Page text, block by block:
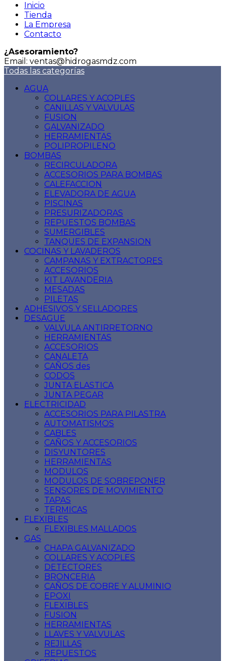
Inicio
Tienda
La Empresa
Contacto
¿Asesoramiento?
Email: ventas@hidrogasmdz.com
Todas las categorías
AGUA
COLLARES Y ACOPLES
CANILLAS Y VALVULAS
FUSION
GALVANIZADO
HERRAMIENTAS
POLIPROPILENO
BOMBAS
RECIRCULADORA
ACCESORIOS PARA BOMBAS
CALEFACCION
ELEVADORA DE AGUA
PISCINAS
PRESURIZADORAS
REPUESTOS BOMBAS
SUMERGIBLES
TANQUES DE EXPANSION
COCINAS Y LAVADEROS
CAMPANAS Y EXTRACTORES
ACCESORIOS
KIT LAVANDERIA
MESADAS
PILETAS
ADHESIVOS Y SELLADORES
DESAGUE
VALVULA ANTIRRETORNO
HERRAMIENTAS
ACCESORIOS
CANALETA
CAÑOS des
CODOS
JUNTA ELASTICA
JUNTA PEGAR
ELECTRICIDAD
ACCESORIOS PARA PILASTRA
AUTOMATISMOS
CABLES
CAÑOS Y ACCESORIOS
DISYUNTORES
HERRAMIENTAS
MODULOS
MODULOS DE SOBREPONER
SENSORES DE MOVIMIENTO
TAPAS
TERMICAS
FLEXIBLES
FLEXIBLES MALLADOS
GAS
CHAPA GALVANIZADO
COLLARES Y ACOPLES
DETECTORES
BRONCERIA
CAÑOS DE COBRE Y ALUMINIO
EPOXI
FLEXIBLES
FUSION
HERRAMIENTAS
LLAVES Y VALVULAS
REJILLAS
REPUESTOS